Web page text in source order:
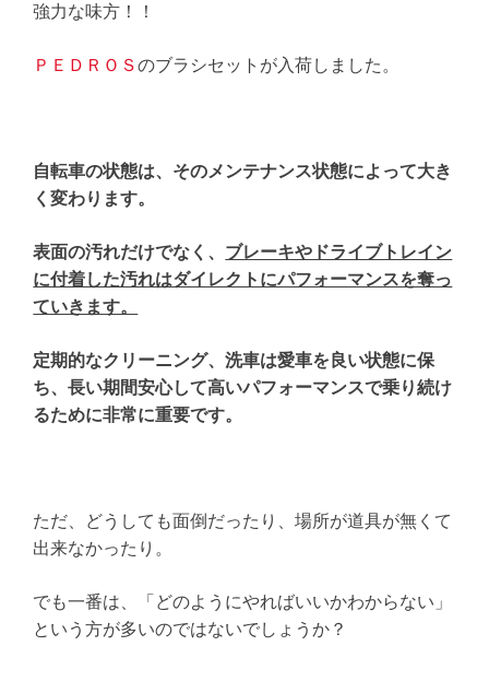
強力な味方！！
ＰＥＤＲＯＳのブラシセットが入荷しました。
自転車の状態は、そのメンテナンス状態によって大き
く変わります。
表面の汚れだけでなく、 ブレーキやドライブトレイン
に付着した汚れはダイレクトにパフォーマンスを奪っ
ていきます。
定期的なクリーニング、洗車は愛車を良い状態に保
ち、長い期間安心して高いパフォーマンスで乗り続け
るために非常に重要です。
ただ、どうしても面倒だったり、場所が道具が無くて
出来なかったり。
でも一番は、「どのようにやればいいかわからない」
という方が多いのではないでしょうか？